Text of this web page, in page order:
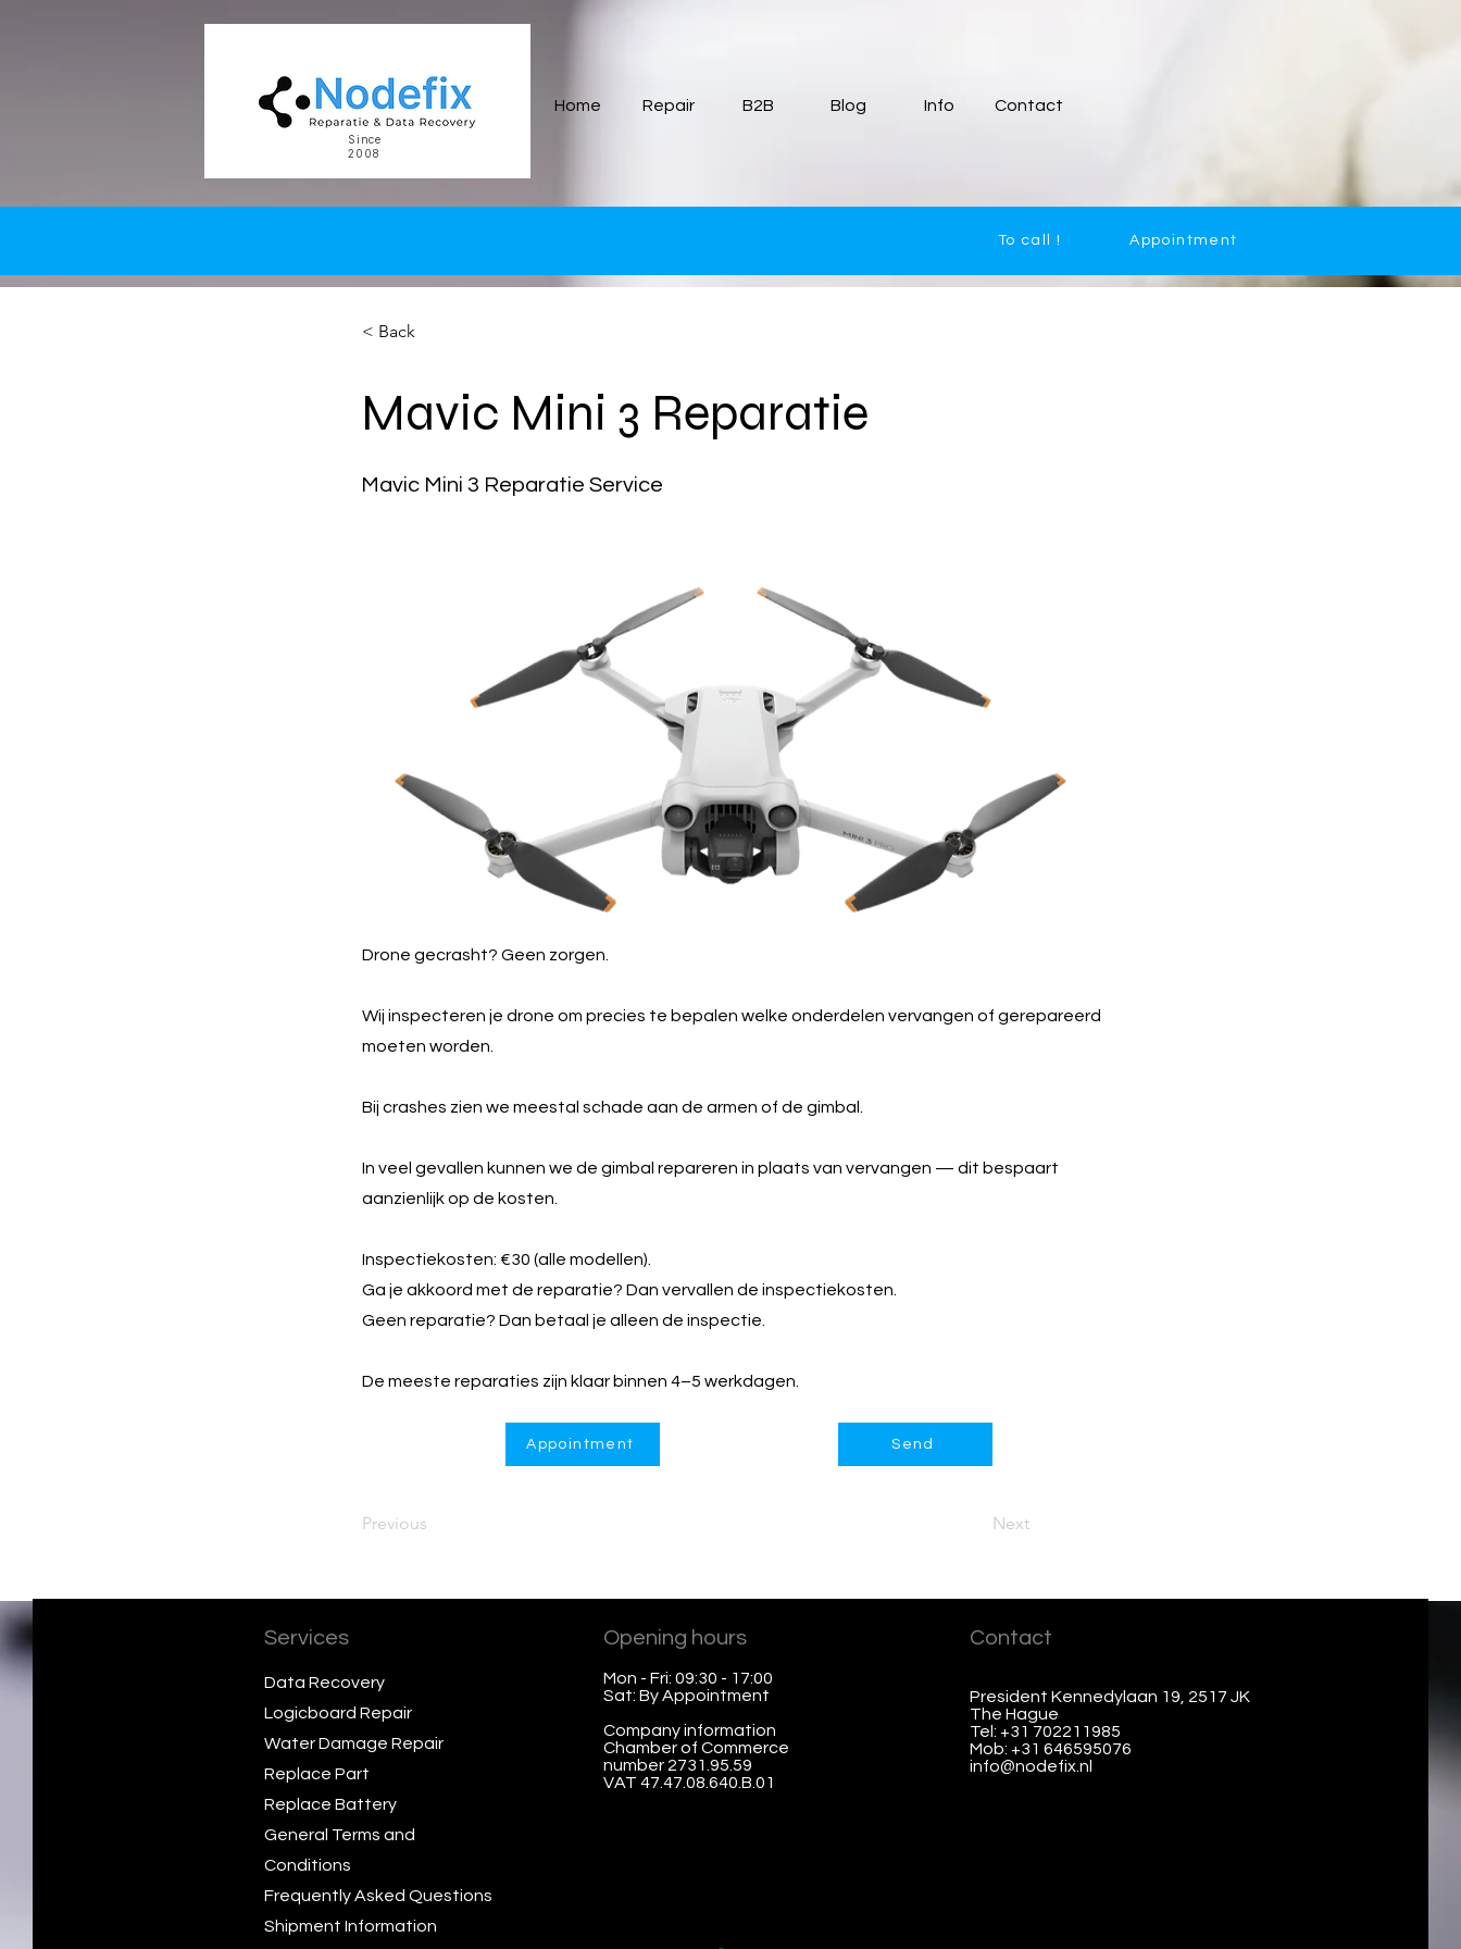
Home Repair B2B Blog Info Contact
Since
2008
To call ! Appointment
< Back
Mavic Mini 3 Reparatie
Mavic Mini 3 Reparatie Service
Drone gecrasht? Geen zorgen.
Wij inspecteren je drone om precies te bepalen welke onderdelen vervangen of gerepareerd
moeten worden.
Bij crashes zien we meestal schade aan de armen of de gimbal.
In veel gevallen kunnen we de gimbal repareren in plaats van vervangen — dit bespaart
aanzienlijk op de kosten.
Inspectiekosten: €30 (alle modellen).
Ga je akkoord met de reparatie? Dan vervallen de inspectiekosten.
Geen reparatie? Dan betaal je alleen de inspectie.
De meeste reparaties zijn klaar binnen 4–5 werkdagen.
Appointment Send
Previous Next
Services
Data Recovery
Logicboard Repair
Water Damage Repair
Replace Part
Replace Battery
General Terms and
Conditions
Frequently Asked Questions
Shipment Information
Opening hours
Mon - Fri: 09:30 - 17:00
Sat: By Appointment
Company information
Chamber of Commerce
number 2731.95.59
VAT 47.47.08.640.B.01
Contact
President Kennedylaan 19, 2517 JK
The Hague
Tel: +31 702211985
Mob: +31 646595076
info@nodefix.nl